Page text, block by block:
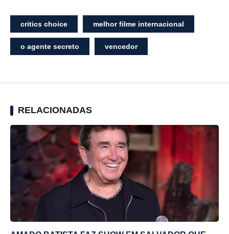
critics choice melhor filme internacional
o agente secreto vencedor
RELACIONADAS